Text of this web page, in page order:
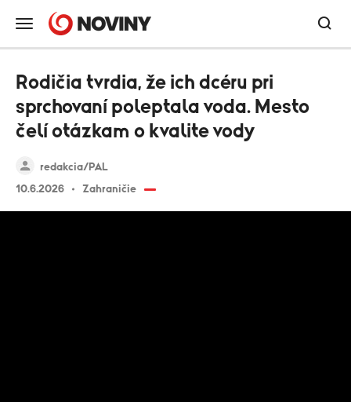
redakcia/PAL
10.6.2026
Zahraničie
Rodičia tvrdia, že ich dcéru pri
sprchovaní poleptala voda. Mesto
čelí otázkam o kvalite vody